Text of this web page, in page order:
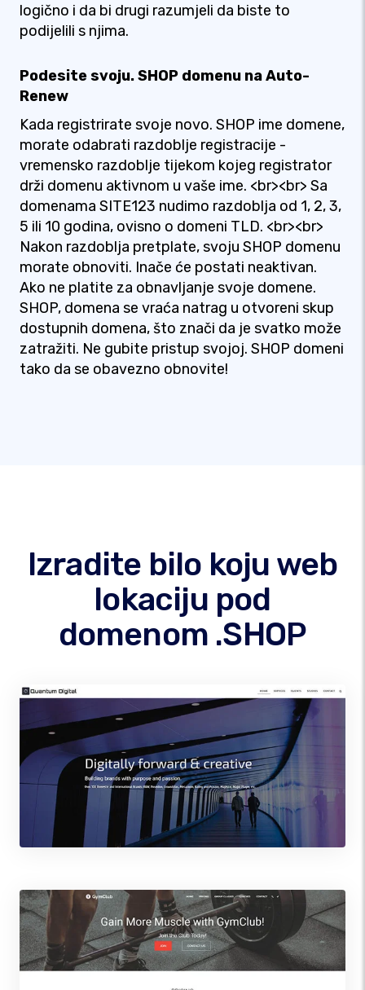
logično i da bi drugi razumjeli da biste to
podijelili s njima.
Podesite svoju. SHOP domenu na Auto-
Renew
Kada registrirate svoje novo. SHOP ime domene,
morate odabrati razdoblje registracije -
vremensko razdoblje tijekom kojeg registrator
drži domenu aktivnom u vaše ime. <br><br> Sa
domenama SITE123 nudimo razdoblja od 1, 2, 3,
5 ili 10 godina, ovisno o domeni TLD. <br><br>
Nakon razdoblja pretplate, svoju SHOP domenu
morate obnoviti. Inače će postati neaktivan.
Ako ne platite za obnavljanje svoje domene.
SHOP, domena se vraća natrag u otvoreni skup
dostupnih domena, što znači da je svatko može
zatražiti. Ne gubite pristup svojoj. SHOP domeni
tako da se obavezno obnovite!
Izradite bilo koju web
lokaciju pod
domenom .SHOP